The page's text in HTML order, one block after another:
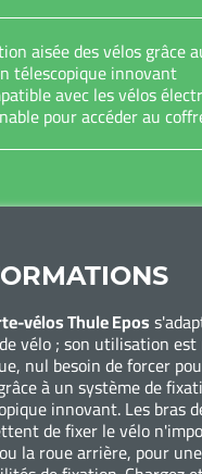
aisée des vélos grâce
télescopique innovant
avec les vélos
pour accéder au
vélos Thule Epos
vélo ; son utilisation
nul besoin de forcer
à un système de
innovant. Les bras
de fixer le vélo
la roue arrière, pour